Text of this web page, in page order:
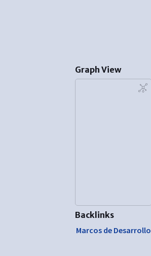
Graph View
Backlinks
Marcos de Desarrollo